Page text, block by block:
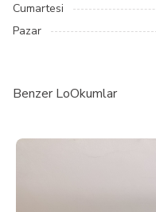
Cumartesi
Pazar
Benzer LoOkumlar